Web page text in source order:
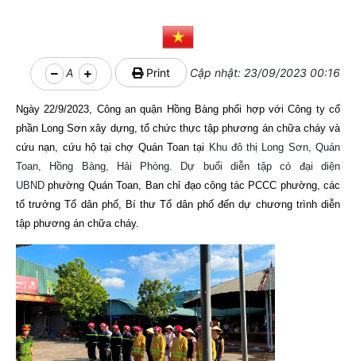
A Print Cập nhật: 23/09/2023 00:16
Ngày 22/9/2023, Công an quận Hồng Bàng phối hợp với Công ty cổ
phần Long Sơn xây dựng, tổ chức thực tập phương án chữa cháy và
cứu nạn, cứu hộ tại chợ Quán Toan tại Khu đô thị Long Sơn, Quán
Toan, Hồng Bàng, Hải Phòng.
Dự buổi diễn tập có đại diện
UBNDphường Quán Toan, Ban chỉ đạo công tác PCCC phường, các
tổ trưởng Tổ dân phố, Bí thư Tổ dân phố đến dự chương trình diễn
tập phương án chữa cháy.